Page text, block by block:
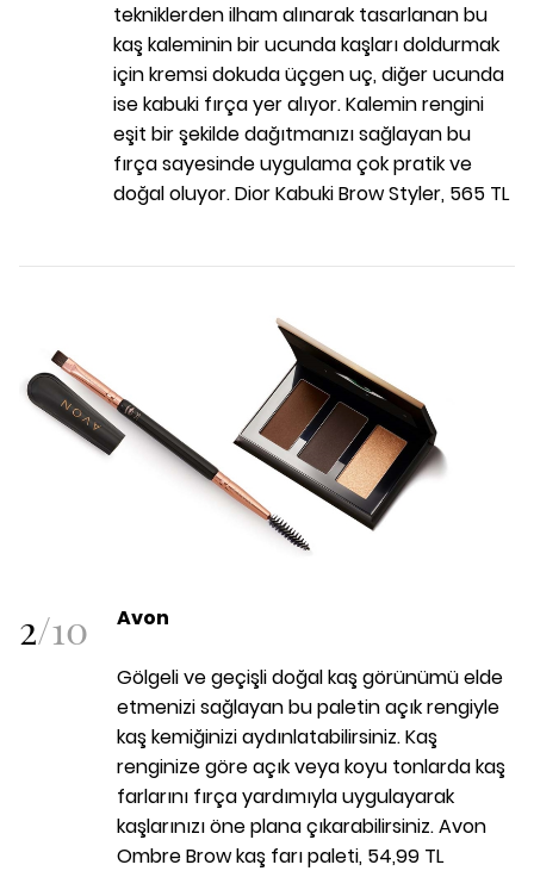
tekniklerden ilham alınarak tasarlanan bu
kaş kaleminin bir ucunda kaşları doldurmak
için kremsi dokuda üçgen uç, diğer ucunda
ise kabuki fırça yer alıyor. Kalemin rengini
eşit bir şekilde dağıtmanızı sağlayan bu
fırça sayesinde uygulama çok pratik ve
doğal oluyor. Dior Kabuki Brow Styler, 565 TL
2/10 Avon
Gölgeli ve geçişli doğal kaş görünümü elde
etmenizi sağlayan bu paletin açık rengiyle
kaş kemiğinizi aydınlatabilirsiniz. Kaş
renginize göre açık veya koyu tonlarda kaş
farlarını fırça yardımıyla uygulayarak
kaşlarınızı öne plana çıkarabilirsiniz. Avon
Ombre Brow kaş farı paleti, 54,99 TL